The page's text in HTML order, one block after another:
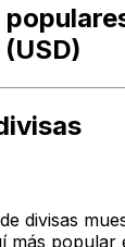
divisas
más popular